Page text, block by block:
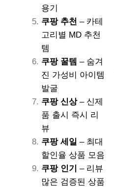
용기
쿠팡 추천 – 카테
고리별 MD 추천
템
쿠팡 꿀템 – 숨겨
진 가성비 아이템
발굴
쿠팡 신상– 신제
품 출시 즉시 리
뷰
쿠팡 세일 – 최대
할인율 상품 모음
쿠팡 인기
– 리뷰
많은 검증된 상품